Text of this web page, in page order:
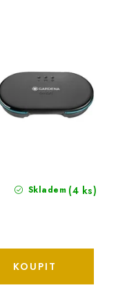
Skladem (4 ks)